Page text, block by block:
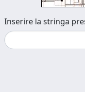
Inserire la stringa